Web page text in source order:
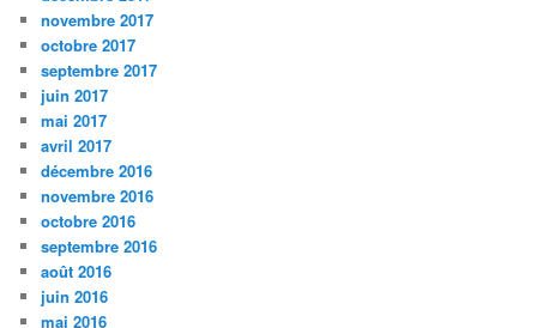
novembre 2017
octobre 2017
septembre 2017
juin 2017
mai 2017
avril 2017
décembre 2016
novembre 2016
octobre 2016
septembre 2016
août 2016
juin 2016
mai 2016